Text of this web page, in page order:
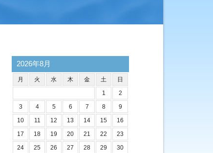
2026年8月
月 火 水 木 金 土
日
1
2
3
4 5 6 7 8
9
10
11 12 13 14 15
16
17
18 19 20 21 22
23
24
25 26 27 28 29
30